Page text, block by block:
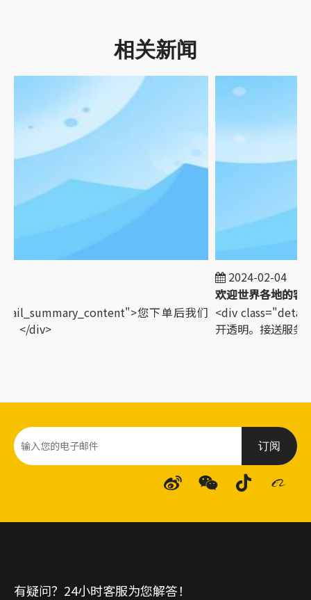
相关新闻
您下单后我们
。</div>
2024-02-04
<div
开透明。接送服务
订阅
有疑问？24小时客服为您解答！